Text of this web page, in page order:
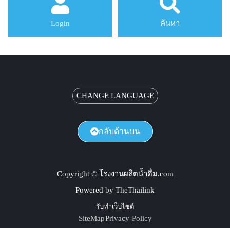
Login ค้นหา
Copyright © โรงงานผลิตน้ำดื่ม.com
Powered by TheThailink
รับทำเว็บไซต์
SiteMapPrivacy-Policy
CHANGE LANGUAGE
กลับด้านบน